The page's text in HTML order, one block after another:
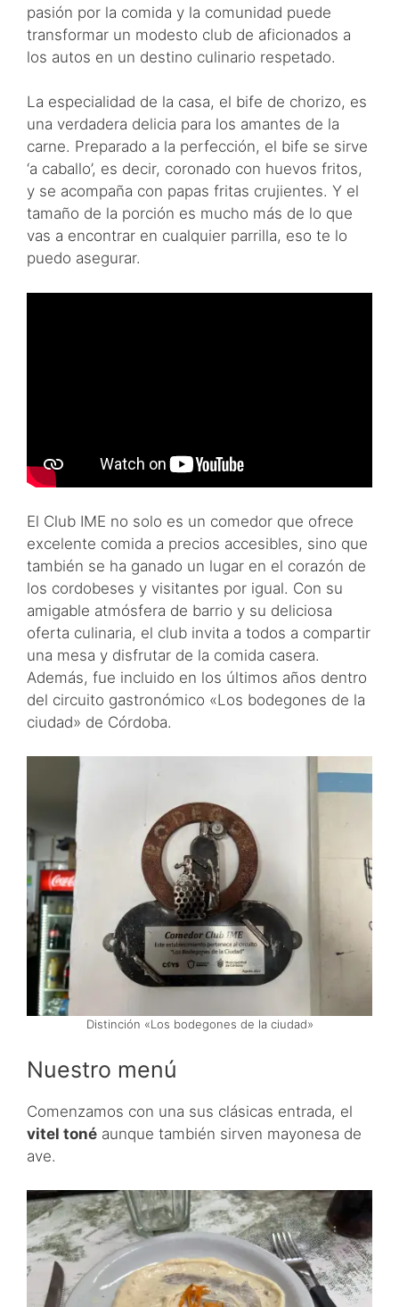
pasión por la comida y la comunidad puede
transformar un modesto club de aficionados a
los autos en un destino culinario respetado.
La especialidad de la casa, el bife de chorizo, es
una verdadera delicia para los amantes de la
carne. Preparado a la perfección, el bife se sirve
‘a caballo’, es decir, coronado con huevos fritos,
y se acompaña con papas fritas crujientes. Y el
tamaño de la porción es mucho más de lo que
vas a encontrar en cualquier parrilla, eso te lo
puedo asegurar.
El Club IME no solo es un comedor que ofrece
excelente comida a precios accesibles, sino que
también se ha ganado un lugar en el corazón de
los cordobeses y visitantes por igual. Con su
amigable atmósfera de barrio y su deliciosa
oferta culinaria, el club invita a todos a compartir
una mesa y disfrutar de la comida casera.
Además, fue incluido en los últimos años dentro
del circuito gastronómico «Los bodegones de la
ciudad» de Córdoba.
Distinción «Los bodegones de la ciudad»
Nuestro menú
Comenzamos con una sus clásicas entrada, el
vitel toné aunque también sirven mayonesa de
ave.